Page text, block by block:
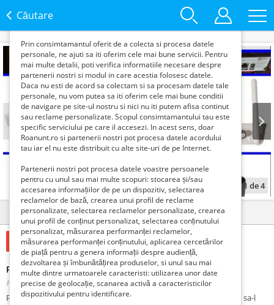
Căutare
Next
1 de4
Detalii Contact
95 Lei
Receiver digital HD TV Box HD Router Huawei HG8247H
Romania, Hunedoara, Brad, Publicat 1 lună zi în urmă
Pretul nu va fi redus in timp degeaba salvati la favorite asteptand sa-l
date sunt folosite pentru analizarea traffic-ului pe site-ul
Prin consimtamantul oferit de a colecta si procesa datele
personale, ne ajuti sa iti oferim cele mai bune servicii. Pentru
mai multe detalii, poti verifica informatiile necesare despre
partenerii nostri si modul in care acestia folosesc datele.
Daca nu esti de acord sa colectam si sa procesam datele tale
personale, nu vom putea sa iti oferim cele mai bune conditii
de navigare pe site-ul nostru si nici nu iti putem afisa continut
sau reclame personalizate. Scopul consimtamantului tau este
specific serviciului pe care il accesezi. In acest sens, doar
Roanunt.ro si partenerii nostri pot procesa datele acordului
tau iar el nu este distribuit cu alte site-uri de pe Internet.
Partenerii nostri pot procesa datele voastre persoanele
pentru cu unul sau mai multe scopuri: stocarea și/sau
accesarea informațiilor de pe un dispozitiv, selectarea
reclamelor de bază, crearea unui profil de reclame
personalizate, selectarea reclamelor personalizate, crearea
unui profil de conținut personalizat, selectarea conținutului
personalizat, măsurarea performanței reclamelor,
măsurarea performanței conținutului, aplicarea cercetărilor
de piață pentru a genera informații despre audiență,
dezvoltarea și îmbunătățirea produselor, si unul sau mai
multe dintre urmatoarele caracteristi: utilizarea unor date
precise de geolocație, scanarea activă a caracteristicilor
dispozitivului pentru identificare.